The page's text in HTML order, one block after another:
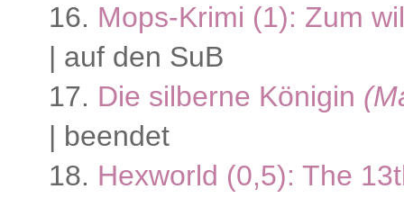
16. Mops-Krimi (1): Zum
| auf den SuB
17. Die silberne Königin
| beendet
18. Hexworld (0,5): The